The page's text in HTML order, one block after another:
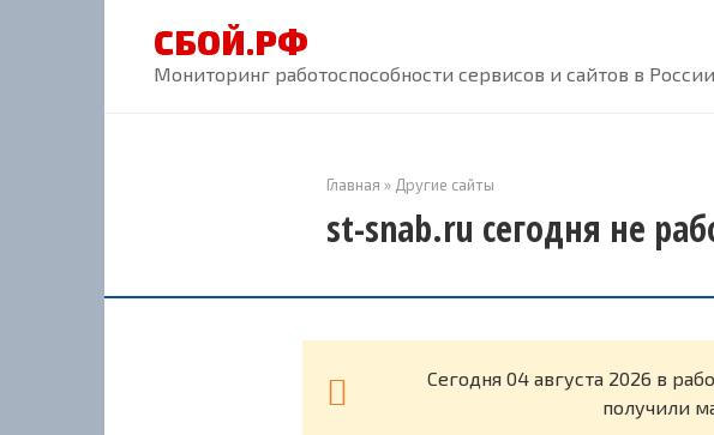
СБОЙ.РФ
Мониторинг работоспособности сервисов и сайтов в России
Главная » Другие сайты
st-snab.ru сегодня не
Cегодня 04 августа 2026 в
получили